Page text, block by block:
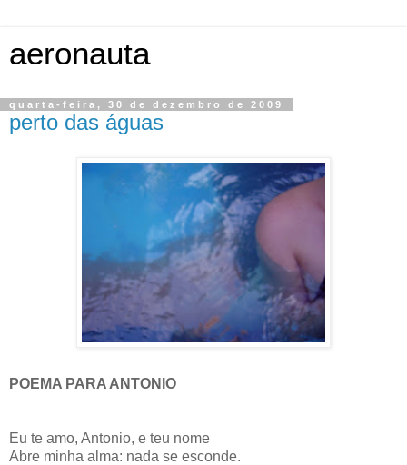
aeronauta
quarta-feira, 30 de dezembro de 2009
perto das águas
POEMA PARA ANTONIO
Eu te amo, Antonio, e teu nome
Abre minha alma: nada se esconde.